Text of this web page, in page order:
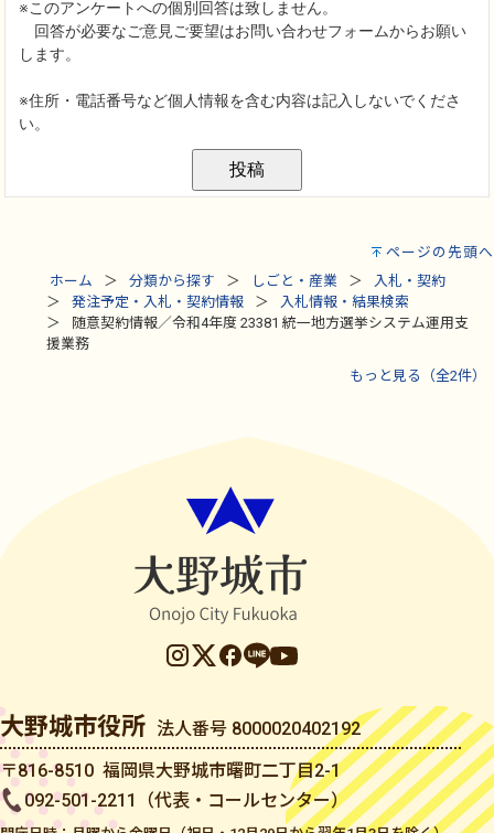
ページの先頭へ
ホーム
分類から探す しごと・産業
入札・契約
発注予定・入札・契約情報
入札情報・結果検索
随意契約情報／令和4年度 23381 統一地方選挙システム運用支
援業務
もっと見る（全2件）
大野城市役所 法人番号 8000020402192
〒816-8510 福岡県大野城市曙町二丁目2-1
092-501-2211（代表・コールセンター）